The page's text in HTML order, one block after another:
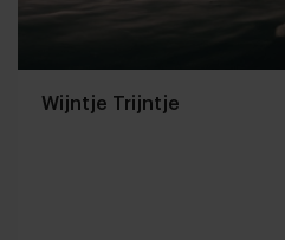
Wijntje Trijntje